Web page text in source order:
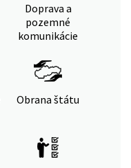
Doprava a
pozemné
komunikácie
Obrana štátu